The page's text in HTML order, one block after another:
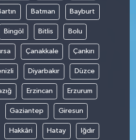
Batman Bayburt
Bingöl Bitlis Bolu
Çanakkale Çankırı
Diyarbakır Düzce
Erzincan Erzurum
Gaziantep Giresun
Hakkâri Hatay Iğdır